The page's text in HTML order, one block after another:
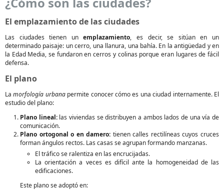
El emplazamiento de las ciudades
Las ciudades tienen unemplazamiento, es decir, se sitúan en un
determinado paisaje: un cerro, una llanura, una bahía. En la antigüedad y en
la Edad Media, se fundaron en cerros y colinas porque eran lugares de fácil
defensa.
El plano
Lamorfología urbanapermite conocer cómo es una ciudad internamente. El
estudio del plano:
Plano lineal:las viviendas se distribuyen a ambos lados de una vía de
comunicación.
Plano ortogonal o en damero: tienen calles rectilíneas cuyos cruces
forman ángulos rectos. Las casas se agrupan formando manzanas.
El tráfico se ralentiza en las encrucijadas.
La orientación a veces es difícil ante la homogeneidad de las
edificaciones.
Este plano se adoptó en: